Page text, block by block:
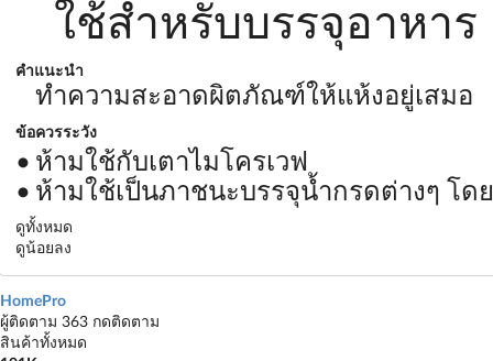
ใช้สำหรับบรรจุอาหาร
คำแนะนำ
ทำความสะอาดผิตภัณฑ์ให้แห้งอยู่เสมอ
ข้อควรระวัง
ห้ามใช้กับเตาไมโครเวฟ
ห้ามใช้เป็นภาชนะบรรจุน้ำกรดต่างๆ โด
ดูทั้งหมด
ดูน้อยลง
HomePro
ผู้ติดตาม 363 กดติดตาม
สินค้าทั้งหมด